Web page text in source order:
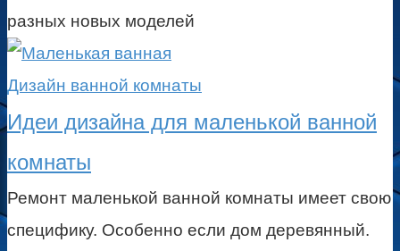
разных новых моделей
Дизайн ванной комнаты
Идеи дизайна для маленькой ванной
комнаты
Ремонт маленькой ванной комнаты имеет свою
специфику. Особенно если дом деревянный.